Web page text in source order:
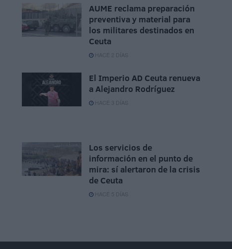
AUME reclama preparación
preventiva y material para
los militares destinados en
Ceuta
HACE 2 DÍAS
El Imperio AD Ceuta renueva
a Alejandro Rodríguez
HACE 3 DÍAS
Los servicios de
información en el punto de
mira: sí alertaron de la crisis
de Ceuta
HACE 5 DÍAS